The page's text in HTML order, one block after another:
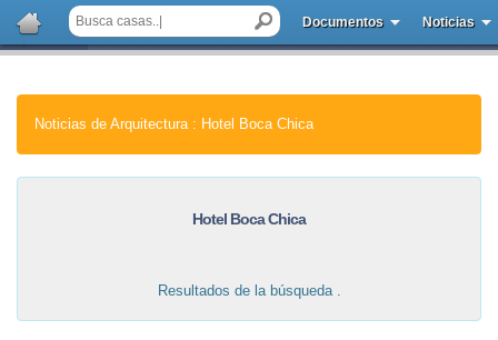
Documentos Noticias
Noticias de Arquitectura : Hotel Boca Chica
Hotel Boca Chica
Resultados de la búsqueda .